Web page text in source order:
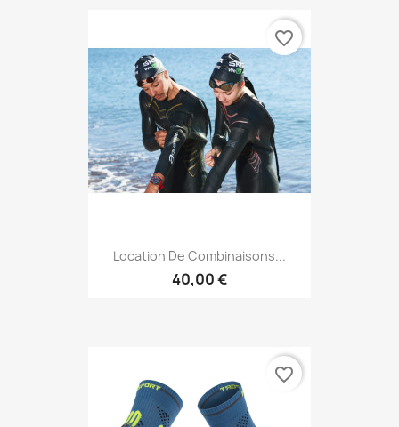
Location De Combinaisons...
40,00 €
favorite_border
favorite_border